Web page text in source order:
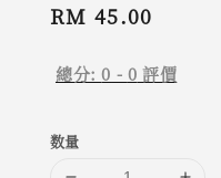
Regular
RM 45.00
總分:0 - 0 評價
数量